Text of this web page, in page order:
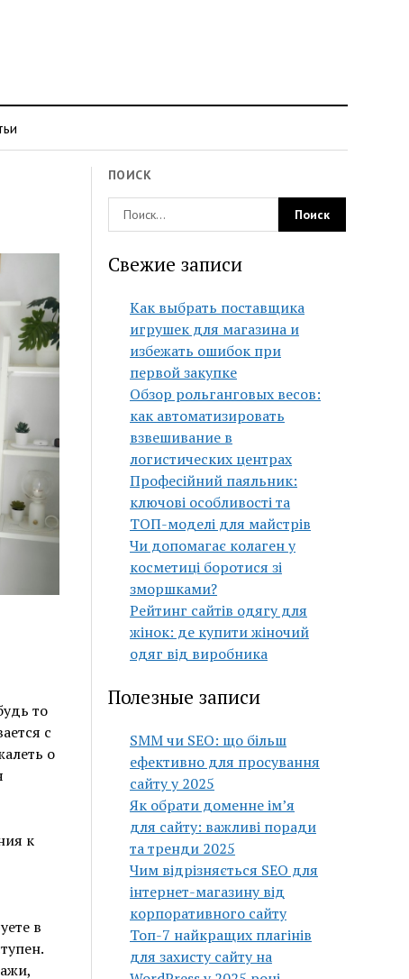
то
с
о
к
в
ПОИСК
Свежие записи
Как выбрать поставщика
игрушек для магазина и
избежать ошибок при
первой закупке
Обзор рольганговых весов:
как автоматизировать
взвешивание в
логистических центрах
Професійний паяльник:
ключові особливості та
ТОП-моделі для майстрів
Чи допомагає колаген у
косметиці боротися зі
зморшками?
Рейтинг сайтів одягу для
жінок: де купити жіночий
одяг від виробника
Полезные записи
SMM чи SEO: що більш
ефективно для просування
сайту у 2025
Як обрати доменне ім’я
для сайту: важливі поради
та тренди 2025
Чим відрізняється SEO для
інтернет-магазину від
корпоративного сайту
Топ-7 найкращих плагінів
для захисту сайту на